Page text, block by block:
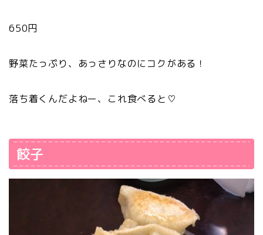
650円
野菜たっぷり、あっさりなのにコクがある！
落ち着くんだよねー、これ食べると♡
餃子